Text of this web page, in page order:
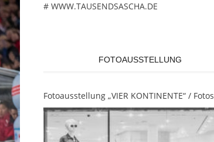
# WWW.TAUSENDSASCHA.DE
FOTOAUSSTELLUNG
Fotoausstellung „VIER KONTINENTE“ / Fotos